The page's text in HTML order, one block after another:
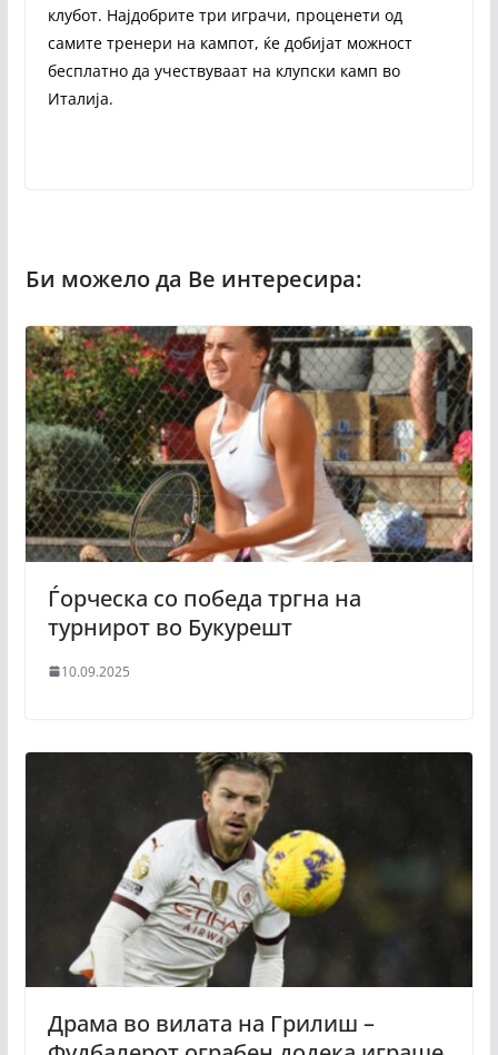
клубот. Најдобрите три играчи, проценети од
самите тренери на кампот, ќе добијат можност
бесплатно да учествуваат на клупски камп во
Италија.
Ѓорческа со победа тргна на
турнирот во Букурешт
10.09.2025
Драма во вилата на Грилиш –